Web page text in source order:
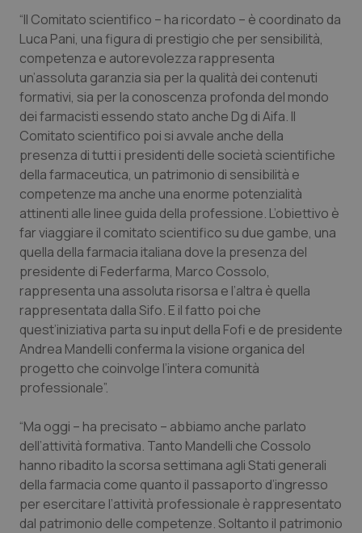
Salute orale & impianti
Sangue & coagulazione
Tiroide
Tumore al seno
Tumore ovarico
Tumori del Polmone & Testa Collo
Tumori gastrointestinali
Ulcera & Reflusso
Vaccini
“Il Comitato scientifico – ha ricordato – è coordinato da
Luca Pani, una figura di prestigio che per sensibilità,
competenza e autorevolezza rappresenta
un’assoluta garanzia sia per la qualità dei contenuti
formativi, sia per la conoscenza profonda del mondo
dei farmacisti essendo stato anche Dg di Aifa. Il
Comitato scientifico poi si avvale anche della
presenza di tutti i presidenti delle società scientifiche
della farmaceutica, un patrimonio di sensibilità e
competenze ma anche una enorme potenzialità
attinenti alle linee guida della professione. L’obiettivo è
far viaggiare il comitato scientifico su due gambe, una
quella della farmacia italiana dove la presenza del
presidente di Federfarma, Marco Cossolo,
rappresenta una assoluta risorsa e l’altra è quella
rappresentata dalla Sifo. E il fatto poi che
quest’iniziativa parta su input della Fofi e de presidente
Andrea Mandelli conferma la visione organica del
progetto che coinvolge l’intera comunità
professionale”.
“Ma oggi – ha precisato – abbiamo anche parlato
dell’attività formativa. Tanto Mandelli che Cossolo
hanno ribadito la scorsa settimana agli Stati generali
della farmacia come quanto il passaporto d’ingresso
per esercitare l’attività professionale è rappresentato
dal patrimonio delle competenze. Soltanto il patrimonio